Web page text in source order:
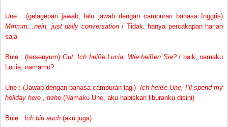
Une : (gelagepan jawab, lalu jawab dengan campuran bahasa Inggris)
Mmmm…nein, just daily conversation / Tidak, hanya percakapan harian
saja
Bule : (tersenyum) Gut, Ich heiße Lucia, Wie heißen Sie? / baik, namaku
Lucia, namamu?
Une : (Jawab dengan bahasa campuran lagi) Ich heiße Une, I’ll spend my
holiday here , hehe (Namaku Une, aku habiskan liburanku disini)
Bule : Ich bin auch (aku juga)